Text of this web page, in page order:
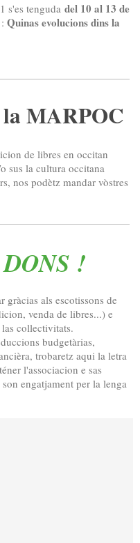
s'es tenguda del 10 al 13 de
Quinas evolucions dins la
MARPOC
de libres en occitan
sus la cultura occitana
nos podètz mandar vòstres
!
als escotissons de
venda de libres...) e
collectivitats.
budgetàrias,
trobaretz aqui la letra
l'associacion e sas
engatjament per la lenga